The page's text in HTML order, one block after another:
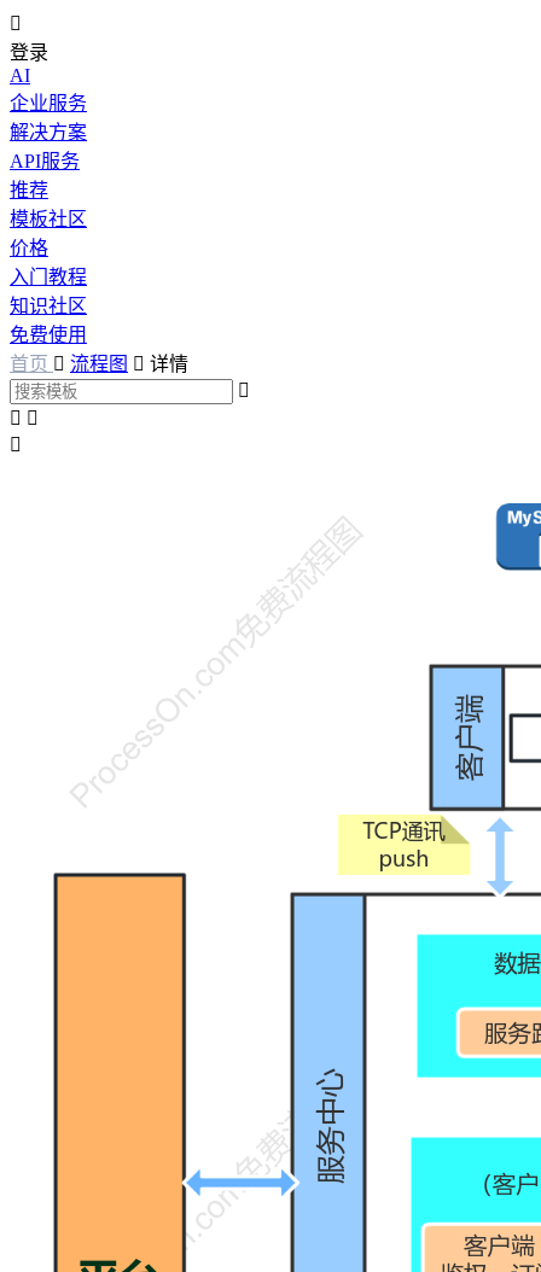

登录
AI
企业服务
解决方案
API服务
推荐
模板社区
价格
入门教程
知识社区
免费使用
首页  流程图  详情

 
